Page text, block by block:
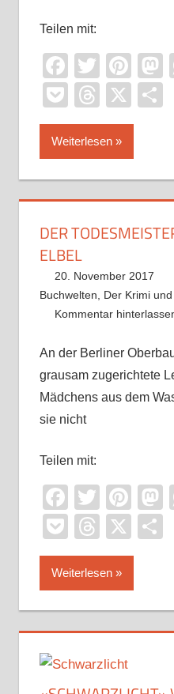
Teilen mit:
Twitter
PocketX
Weiterlesen
DER
ELBEL
20. November 2017
Buchwelten
Der Krimi
Kommentar
An der Berliner
grausam zugerichtete
Mädchens aus dem
sie nicht
Teilen mit:
Twitter
PocketX
Weiterlesen